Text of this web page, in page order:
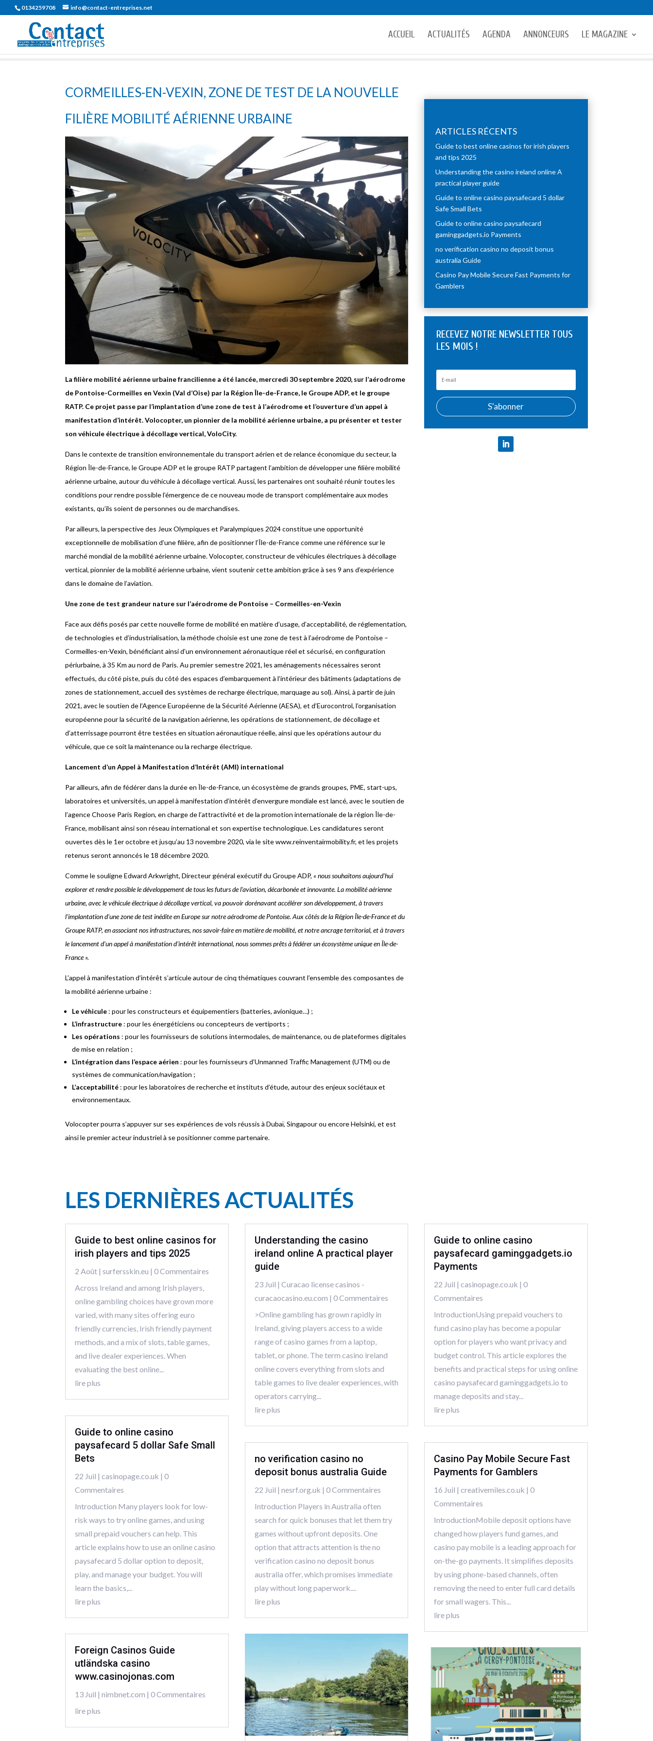
0134259708 info@contact-entreprises.net
ACCUEIL ACTUALITÉS AGENDA ANNONCEURS LE MAGAZINE
CORMEILLES-EN-VEXIN, ZONE DE TEST DE LA NOUVELLE
FILIÈRE MOBILITÉ AÉRIENNE URBAINE
La filière mobilité aérienne urbaine francilienne a été lancée, mercredi 30 septembre 2020, sur l’aérodrome
de Pontoise-Cormeilles en Vexin (Val d’Oise) par la Région Île-de-France, le Groupe ADP, et le groupe
RATP. Ce projet passe par l’implantation d’une zone de test à l’aérodrome et l’ouverture d’un appel à
manifestation d’intérêt. Volocopter, un pionnier de la mobilité aérienne urbaine, a pu présenter et tester
son véhicule électrique à décollage vertical, VoloCity.
Dans le contexte de transition environnementale du transport aérien et de relance économique du secteur, la
Région Île-de-France, le Groupe ADP et le groupe RATP partagent l’ambition de développer une filière mobilité
aérienne urbaine, autour du véhicule à décollage vertical. Aussi, les partenaires ont souhaité réunir toutes les
conditions pour rendre possible l’émergence de ce nouveau mode de transport complémentaire aux modes
existants, qu’ils soient de personnes ou de marchandises.
Par ailleurs, la perspective des Jeux Olympiques et Paralympiques 2024 constitue une opportunité
exceptionnelle de mobilisation d’une filière, afin de positionner l’Île-de-France comme une référence sur le
marché mondial de la mobilité aérienne urbaine. Volocopter, constructeur de véhicules électriques à décollage
vertical, pionnier de la mobilité aérienne urbaine, vient soutenir cette ambition grâce à ses 9 ans d’expérience
dans le domaine de l’aviation.
Une zone de test grandeur nature sur l’aérodrome de Pontoise – Cormeilles-en-Vexin
Face aux défis posés par cette nouvelle forme de mobilité en matière d’usage, d’acceptabilité, de réglementation,
de technologies et d’industrialisation, la méthode choisie est une zone de test à l’aérodrome de Pontoise –
Cormeilles-en-Vexin, bénéficiant ainsi d’un environnement aéronautique réel et sécurisé, en configuration
périurbaine, à 35 Km au nord de Paris. Au premier semestre 2021, les aménagements nécessaires seront
effectués, du côté piste, puis du côté des espaces d’embarquement à l’intérieur des bâtiments (adaptations de
zones de stationnement, accueil des systèmes de recharge électrique, marquage au sol). Ainsi, à partir de juin
2021, avec le soutien de l’Agence Européenne de la Sécurité Aérienne (AESA), et d’Eurocontrol, l’organisation
européenne pour la sécurité de la navigation aérienne, les opérations de stationnement, de décollage et
d’atterrissage pourront être testées en situation aéronautique réelle, ainsi que les opérations autour du
véhicule, que ce soit la maintenance ou la recharge électrique.
Lancement d’un Appel à Manifestation d’Intérêt (AMI) international
Par ailleurs, afin de fédérer dans la durée en Île-de-France, un écosystème de grands groupes, PME, start-ups,
laboratoires et universités, un appel à manifestation d’intérêt d’envergure mondiale est lancé, avec le soutien de
l’agence Choose Paris Region, en charge de l’attractivité et de la promotion internationale de la région Île-de-
France, mobilisant ainsi son réseau international et son expertise technologique. Les candidatures seront
ouvertes dès le 1er octobre et jusqu’au 13 novembre 2020, via le site www.reinventairmobility.fr, et les projets
retenus seront annoncés le 18 décembre 2020.
Comme le souligne Edward Arkwright, Directeur général exécutif du Groupe ADP, « nous souhaitons aujourd’hui
explorer et rendre possible le développement de tous les futurs de l’aviation, décarbonée et innovante. La mobilité aérienne
urbaine, avec le véhicule électrique à décollage vertical, va pouvoir dorénavant accélérer son développement, à travers
l’implantation d’une zone de test inédite en Europe sur notre aérodrome de Pontoise. Aux côtés de la Région Île-de-France et du
Groupe RATP, en associant nos infrastructures, nos savoir-faire en matière de mobilité, et notre ancrage territorial, et à travers
le lancement d’un appel à manifestation d’intérêt international, nous sommes prêts à fédérer un écosystème unique en Île-de-
France ».
L’appel à manifestation d’intérêt s’articule autour de cinq thématiques couvrant l’ensemble des composantes de
la mobilité aérienne urbaine :
Le véhicule : pour les constructeurs et équipementiers (batteries, avionique…) ;
L’infrastructure : pour les énergéticiens ou concepteurs de vertiports ;
Les opérations : pour les fournisseurs de solutions intermodales, de maintenance, ou de plateformes digitales
de mise en relation ;
L’intégration dans l’espace aérien : pour les fournisseurs d’Unmanned Traffic Management (UTM) ou de
systèmes de communication/navigation ;
L’acceptabilité : pour les laboratoires de recherche et instituts d’étude, autour des enjeux sociétaux et
environnementaux.
Volocopter pourra s’appuyer sur ses expériences de vols réussis à Dubaï, Singapour ou encore Helsinki, et est
ainsi le premier acteur industriel à se positionner comme partenaire.
ARTICLES RÉCENTS
Guide to best online casinos for irish players
and tips 2025
Understanding the casino ireland online A
practical player guide
Guide to online casino paysafecard 5 dollar
Safe Small Bets
Guide to online casino paysafecard
gaminggadgets.io Payments
no verification casino no deposit bonus
australia Guide
Casino Pay Mobile Secure Fast Payments for
Gamblers
RECEVEZ NOTRE NEWSLETTER TOUS
LES MOIS !
S'abonner
LES DERNIÈRES ACTUALITÉS
Guide to best online casinos for
irish players and tips 2025
2 Août |surfersskin.eu | 0 Commentaires
Across Ireland and among Irish players,
online gambling choices have grown more
varied, with many sites offering euro
friendly currencies, Irish friendly payment
methods, and a mix of slots, table games,
and live dealer experiences. When
evaluating the best online...
lire plus
Guide to online casino
paysafecard 5 dollar Safe Small
Bets
22 Juil |casinopage.co.uk | 0
Commentaires
Introduction Many players look for low-
risk ways to try online games, and using
small prepaid vouchers can help. This
article explains how to use an online casino
paysafecard 5 dollar option to deposit,
play, and manage your budget. You will
learn the basics,...
lire plus
Foreign Casinos Guide
utländska casino
www.casinojonas.com
13 Juil |nimbnet.com | 0 Commentaires
lire plus
Understanding the casino
ireland online A practical player
guide
23 Juil | Curacao license casinos -
curacaocasino.eu.com | 0 Commentaires
>Online gambling has grown rapidly in
Ireland, giving players access to a wide
range of casino games from a laptop,
tablet, or phone. The term casino ireland
online covers everything from slots and
table games to live dealer experiences, with
operators carrying...
lire plus
no verification casino no
deposit bonus australia Guide
22 Juil | nesrf.org.uk | 0 Commentaires
Introduction Players in Australia often
search for quick bonuses that let them try
games without upfront deposits. One
option that attracts attention is the no
verification casino no deposit bonus
australia offer, which promises immediate
play without long paperwork....
lire plus
Guide to online casino
paysafecard gaminggadgets.io
Payments
22 Juil | casinopage.co.uk | 0
Commentaires
IntroductionUsing prepaid vouchers to
fund casino play has become a popular
option for players who want privacy and
budget control. This article explores the
benefits and practical steps for using online
casino paysafecard gaminggadgets.io to
manage deposits and stay...
lire plus
Casino Pay Mobile Secure Fast
Payments for Gamblers
16 Juil | creativemiles.co.uk | 0
Commentaires
IntroductionMobile deposit options have
changed how players fund games, and
casino pay mobile is a leading approach for
on-the-go payments. It simplifies deposits
by using phone-based channels, often
removing the need to enter full card details
for small wagers. This...
lire plus